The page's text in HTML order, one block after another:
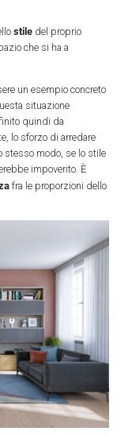
stiledel proprio
che si ha a
un esempio concreto
situazione
quindi da
lo sforzo di arredare
stesso modo, se lo stile
impoverito. È
fra le proporzioni dello